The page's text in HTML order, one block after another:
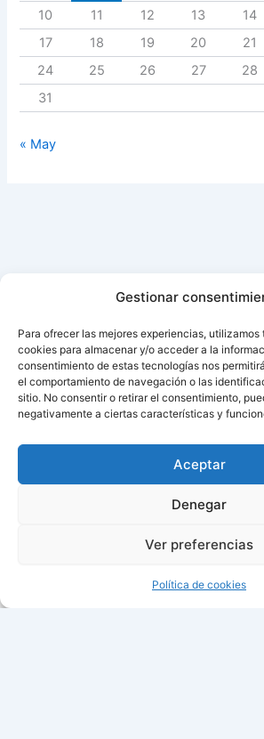
Gestionar
Para ofrecer las mejores experiencias,
cookies para almacenar y/o acceder a la
consentimiento de estas tecnologías nos
el comportamiento de navegación o las
sitio. No consentir o retirar el consentimiento,
negativamente a ciertas características y
Aceptar
Denegar
Ver preferencias
Política de cookies
10
11 12 13 14
17
18 19 20 21
24
25 26 27 28
31
« May
Contacto